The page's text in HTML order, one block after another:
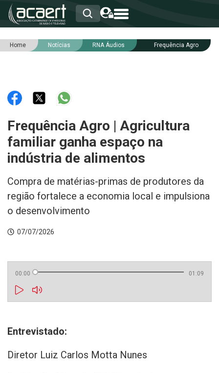
HOME
RNA
NOTÍCIAS
SERVIÇOS
INTEGRIDADE
Home Notícias RNA Áudios Frequência Agro
Frequência Agro | Agricultura
familiar ganha espaço na
indústria de alimentos
Compra de matérias-primas de produtores da
região fortalece a economia local e impulsiona
o desenvolvimento
07/07/2026
00:00 01:09
Entrevistado:
Diretor Luiz Carlos Motta Nunes